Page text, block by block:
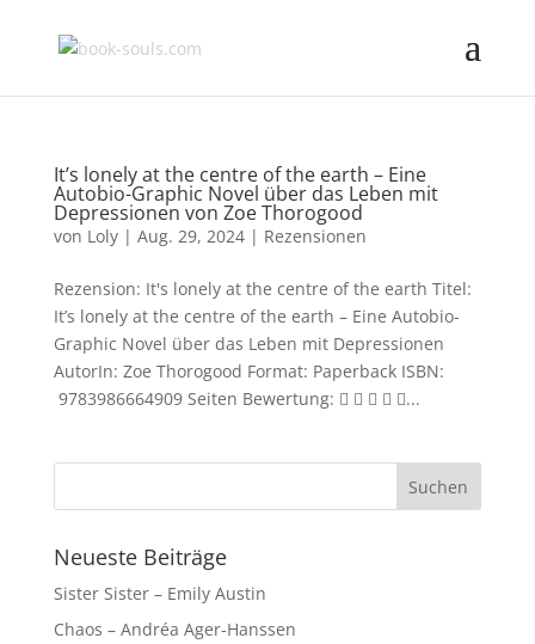
It’s lonely at the centre of the earth – Eine
Autobio-Graphic Novel über das Leben mit
Depressionen von Zoe Thorogood
von Loly| Aug. 29, 2024| Rezensionen
Rezension: It's lonely at the centre of the earth Titel:
It’s lonely at the centre of the earth – Eine Autobio-
Graphic Novel über das Leben mit Depressionen
AutorIn: Zoe Thorogood Format: Paperback ISBN:
‎ 9783986664909 Seiten Bewertung:     ...
Neueste Beiträge
Sister Sister – Emily Austin
Chaos – Andréa Ager-Hanssen